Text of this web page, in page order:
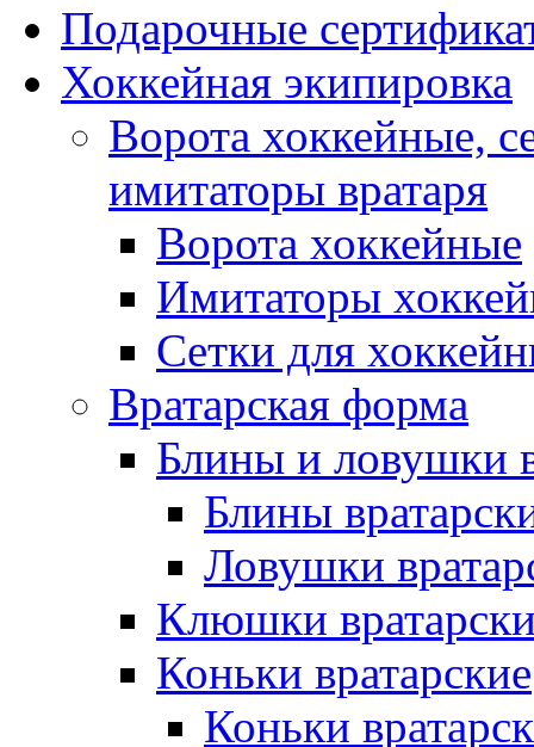
Подарочные
Хоккейная экипировка
Ворота хоккейные,
имитаторы вратаря
Ворота хоккейные
Имитаторы
Сетки для
Вратарская форма
Блины и ловушки
Блины
Ловушки
Клюшки
Коньки вратарские
Коньки